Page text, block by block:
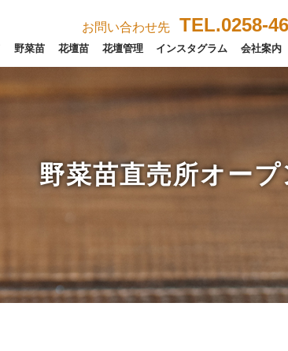
お問い合わせ先 TEL.0258-
野菜苗 花壇苗 花壇管理 インスタグラム 会社案内
野菜苗直売所オープ